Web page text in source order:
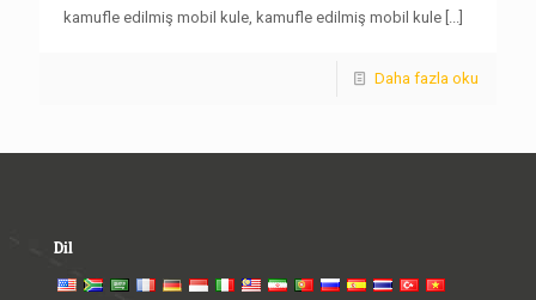
kamufle edilmiş mobil kule, kamufle edilmiş mobil kule [...]
Daha fazla oku
Dil